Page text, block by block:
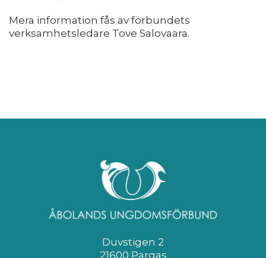
Mera information fås av förbundets
verksamhetsledare Tove Salovaara.
Duvstigen 2
21600 Pargas